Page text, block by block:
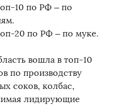
10 по РФ – по
20 по РФ – по муке.
вошла в топ-10
по производству
соков, колбас,
лидирующие